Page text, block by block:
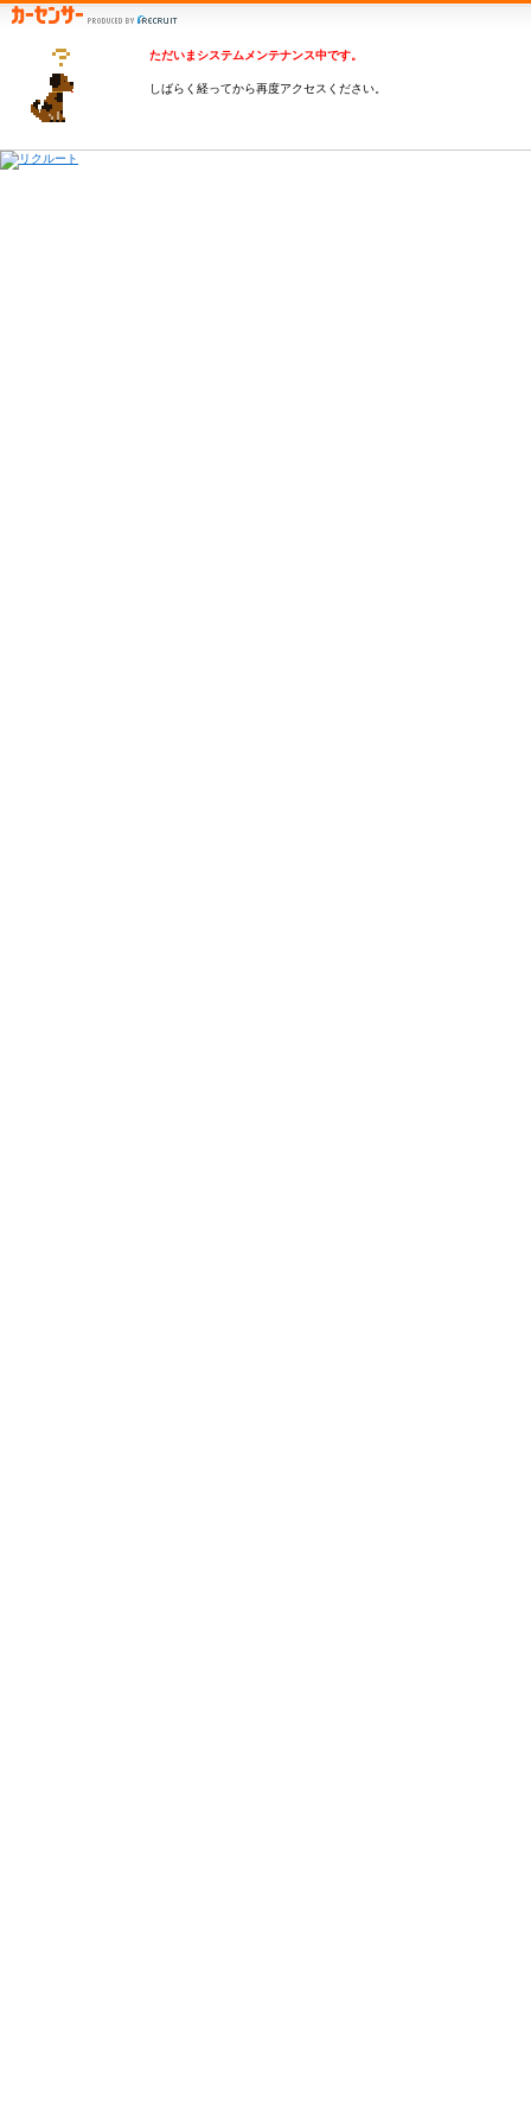
ただいまシステムメンテナンス中です。
しばらく経ってから再度アクセスください。